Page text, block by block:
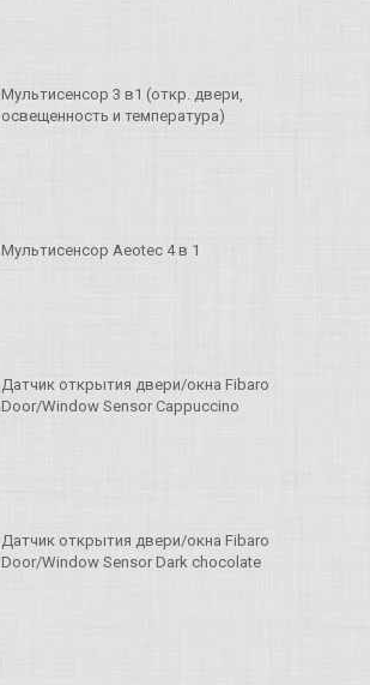
Мультисенсор 3 в1 (откр. двери,
освещенность и температура)
Мультисенсор Aeotec 4 в 1
Датчик открытия двери/окна Fibaro
Door/Window Sensor Cappuccino
Датчик открытия двери/окна Fibaro
Door/Window Sensor Dark chocolate